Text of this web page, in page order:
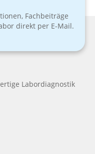
Fachbeiträge
direkt per E-Mail.
Labordiagnostik